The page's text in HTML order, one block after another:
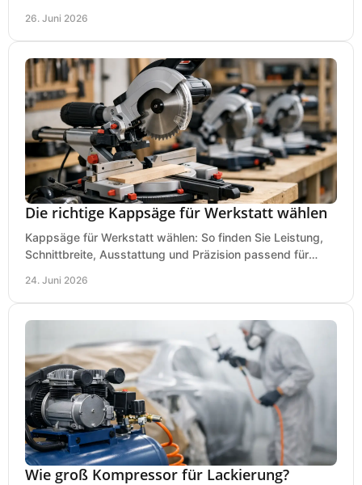
26. Juni 2026
Die richtige Kappsäge für Werkstatt wählen
Kappsäge für Werkstatt wählen: So finden Sie Leistung,
Schnittbreite, Ausstattung und Präzision passend für
24. Juni 2026
Wie groß Kompressor für Lackierung?